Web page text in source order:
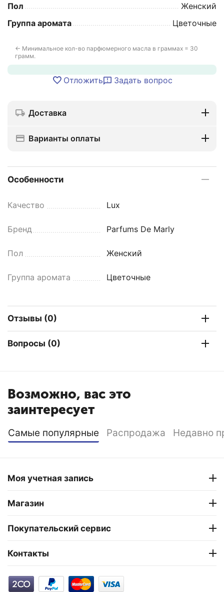
Пол
Женский
Группа аромата
Цветочные
← Минимальное кол-во парфюмерного масла в граммах = 30
грамм.
Отложить Задать вопрос
Доставка
Варианты оплаты
Особенности
Качество Lux
Бренд Parfums De Marly
Пол Женский
Группа аромата Цветочные
Отзывы (0)
Вопросы (0)
Возможно, вас это
заинтересует
Самые популярные Распродажа Недавно
Моя учетная запись
Магазин
Покупательский сервис
Контакты